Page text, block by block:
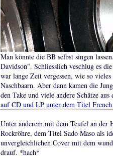
Man könnte die BB selbst singen
Davidson". Schliesslich veschlug es
war lange Zeit vergessen, wie so
Naschbaarn. Aber dann kamen die
den Take und viele andere Schätze
auf CD und LP unter dem Titel French
Unter anderem mit dem Teufel an der
Rockröhre, dem Titel Sado Maso als
unvergleichlichen Cover mit dem
drauf. *hach*